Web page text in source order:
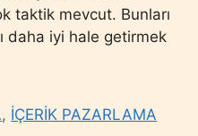
taktik mevcut. Bunları
daha iyi hale getirmek
, İÇERİK PAZARLAMA